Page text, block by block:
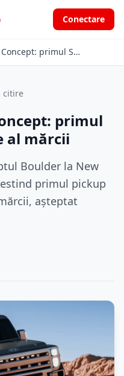
Conectare
Hyundai Boulder Concept: primul SUV body-on-frame al mărcii
citire
primul
al mărcii
Boulder la New
primul pickup
așteptat